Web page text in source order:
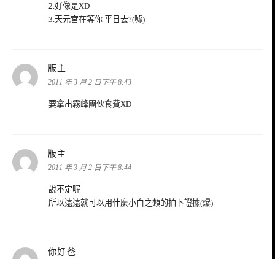
2.好像是XD
3.天元宮在等你 平日去?(噓)
版主
示:
2011 年 3 月 2 日下午 8:43
要拿出霧峰團伙食費XD
版主
示:
2011 年 3 月 2 日下午 8:44
說不定喔
所以遠遠就可以用什麼小白之類的拍下證據(爆)
你好爸